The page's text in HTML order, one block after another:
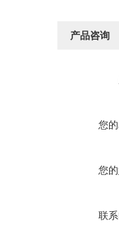
产品咨询
您的
您的
联系